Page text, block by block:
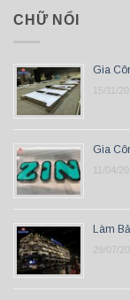
CHỮ NỔI
Gia
15/11/
Gia
11/04/
Làm
29/07/